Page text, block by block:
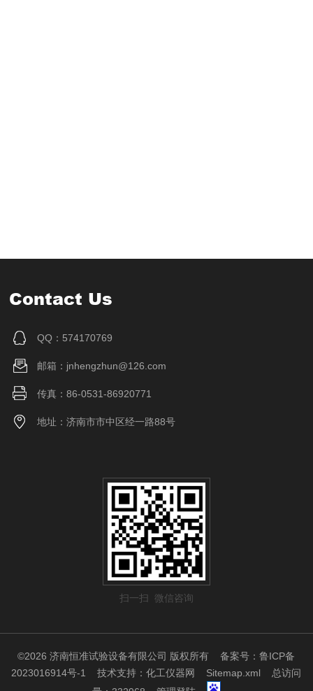
Contact Us
QQ：574170769
邮箱：jnhengzhun@126.com
传真：86-0531-86920771
地址：济南市市中区经一路88号
扫一扫 微信咨询
©2026 济南恒准试验设备有限公司 版权所有备案号：鲁ICP备
2023016914号-1
技术支持：化工仪器网 Sitemap.xml 总访问